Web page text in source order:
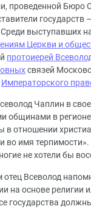
проведенной Бюро
выступавших
Церкви и
протоиерей
связей
Императорского
Чаплин в
общинами в
отношении
во имя
не хотели бы
отец Всеволод
на основе религии
государства